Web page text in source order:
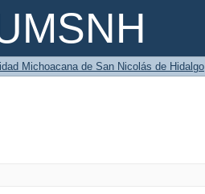
Michoacana de San Nicolás de Hidalgo